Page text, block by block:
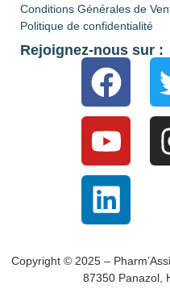
Conditions Générales de
Politique de confidentialité
Rejoignez-nous sur :
Copyright © 2025 –
87350 Panazol,